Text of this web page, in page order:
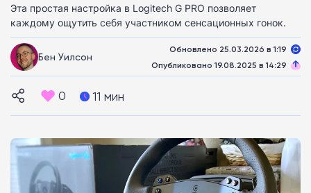
Эта простая настройка в Logitech G PRO позволяет
каждому ощутить себя участником сенсационных гонок.
Бен Уилсон
Обновлено 25.03.2026 в 1:19
Опубликовано 19.08.2025 в 14:29
0 11 мин